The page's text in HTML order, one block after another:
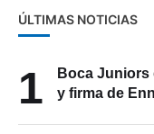
ÚLTIMAS NOTICIAS
1
Boca Juniors
y firma de